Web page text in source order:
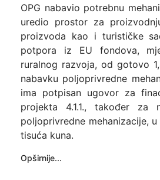
OPG nabavio potrebnu
uredio prostor za
proizvoda kao i turističke
potpora iz EU fondova,
ruralnog razvoja, od gotovo
nabavku poljoprivredne
ima potpisan ugovor za
projekta 4.1.1., također za
poljoprivredne mehanizacije,
tisuća kuna.
Opširnije...